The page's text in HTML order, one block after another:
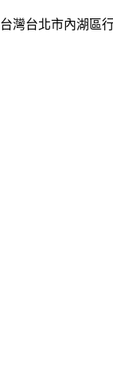
台灣台北市內湖區